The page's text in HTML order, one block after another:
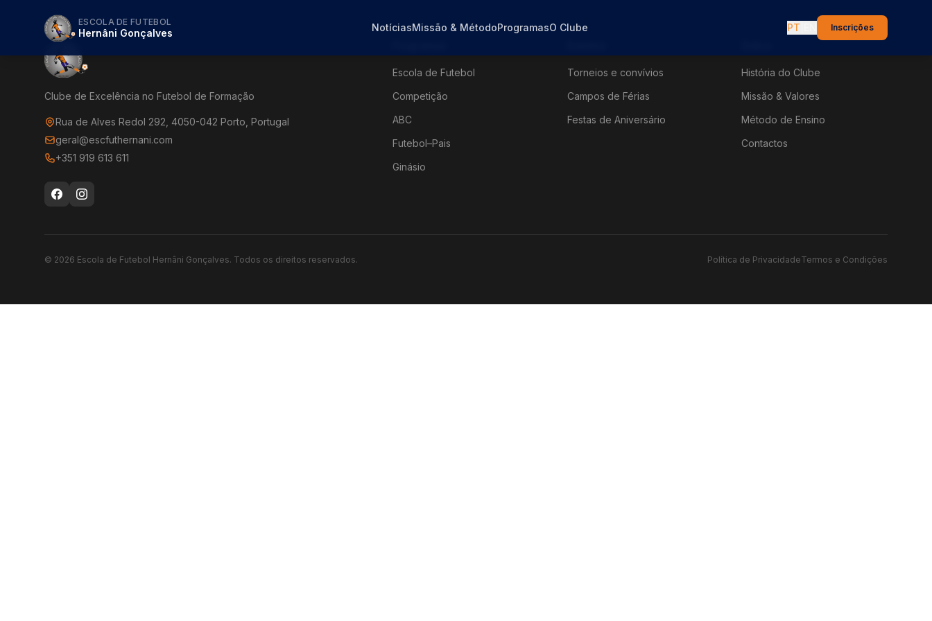
ESCOLA DE FUTEBOL
Hernâni Gonçalves NotíciasMissão & MétodoProgramasO Clube PT Inscrições
Clube de Excelência no Futebol de Formação
Rua de Alves Redol 292, 4050-042 Porto, Portugal
geral@escfuthernani.com
+351 919 613 611
Escola de Futebol
Competição
ABC
Futebol–Pais
Ginásio
Torneios e convívios
Campos de Férias
Festas de Aniversário
História do Clube
Missão & Valores
Método de Ensino
Contactos
© 2026 Escola de Futebol Hernâni Gonçalves. Todos os direitos reservados. Política de PrivacidadeTermos e Condições